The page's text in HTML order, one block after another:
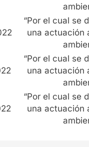
“Por el cual se
una actuación
“Por el cual se
una actuación
“Por el cual se
una actuación